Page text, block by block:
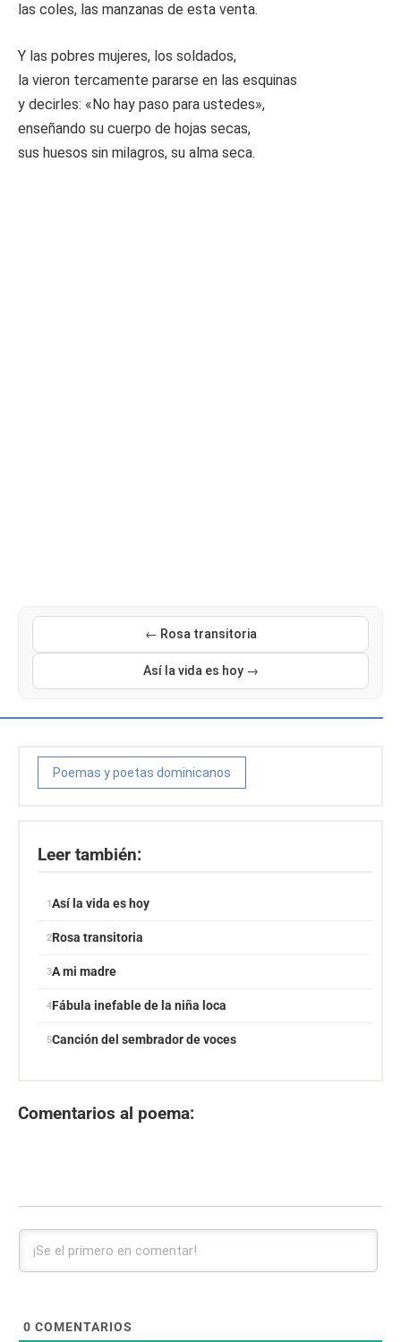
las coles, las manzanas de esta venta.
Y las pobres mujeres, los soldados,
la vieron tercamente pararse en las esquinas
y decirles: «No hay paso para ustedes»,
enseñando su cuerpo de hojas secas,
sus huesos sin milagros, su alma seca.
← Rosa transitoria
Así la vida es hoy →
Poemas y poetas dominicanos
Leer también:
Así la vida es hoy
Rosa transitoria
A mi madre
Fábula inefable de la niña loca
Canción del sembrador de voces
Comentarios al poema:
0 COMENTARIOS